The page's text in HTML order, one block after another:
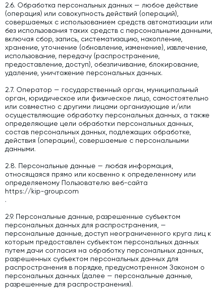
Экспертиза промышленной безопасности
Технический аудит бетонных заводов и производств
Проектирование технологических линий,промышленных
зданий и сооружений
2.6. Обработка персональных данных — любое действие
(операция) или совокупность действий (операций),
совершаемых с использованием средств автоматизации или
без использования таких средств с персональными данными,
включая сбор, запись, систематизацию, накопление,
хранение, уточнение (обновление, изменение), извлечение,
использование, передачу (распространение,
предоставление, доступ), обезличивание, блокирование,
удаление, уничтожение персональных данных.
2.7. Оператор — государственный орган, муниципальный
орган, юридическое или физическое лицо, самостоятельно
или совместно с другими лицами организующие и/или
осуществляющие обработку персональных данных, а также
определяющие цели обработки персональных данных,
состав персональных данных, подлежащих обработке,
действия (операции), совершаемые с персональными
данными.
2.8. Персональные данные — любая информация,
относящаяся прямо или косвенно к определенному или
определяемому Пользователю веб-сайта
https://kip-group.com
.
2.9. Персональные данные, разрешенные субъектом
персональных данных для распространения, —
персональные данные, доступ неограниченного круга лиц к
которым предоставлен субъектом персональных данных
путем дачи согласия на обработку персональных данных,
разрешенных субъектом персональных данных для
распространения в порядке, предусмотренном Законом о
персональных данных (далее — персональные данные,
разрешенные для распространения).